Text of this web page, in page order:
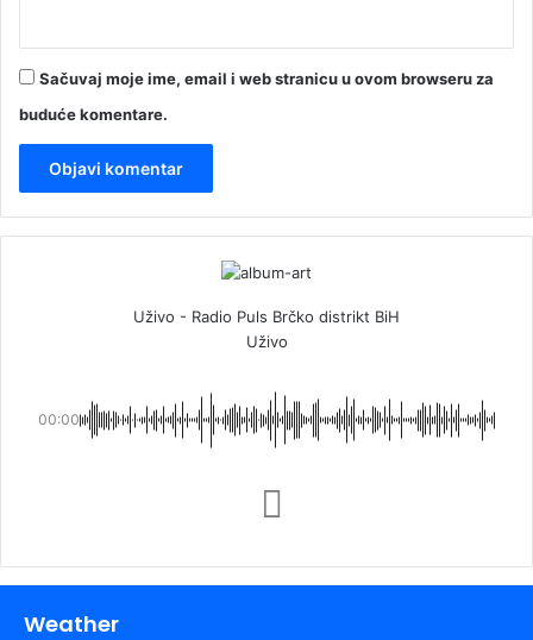
Sačuvaj moje ime, email i web stranicu u ovom browseru za
buduće komentare.
Uživo - Radio Puls Brčko distrikt BiH
Uživo
00:00
Weather